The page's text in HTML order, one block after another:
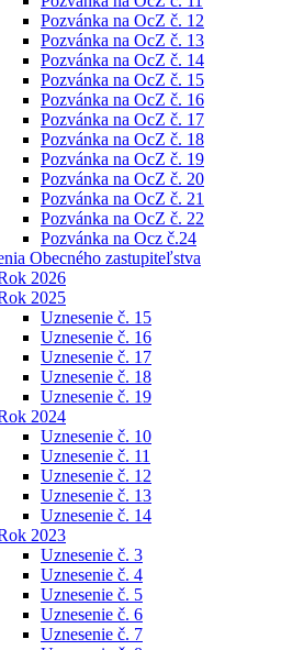
Pozvánka na OcZ č. 12
Pozvánka na OcZ č. 13
Pozvánka na OcZ č. 14
Pozvánka na OcZ č. 15
Pozvánka na OcZ č. 16
Pozvánka na OcZ č. 17
Pozvánka na OcZ č. 18
Pozvánka na OcZ č. 19
Pozvánka na OcZ č. 20
Pozvánka na OcZ č. 21
Pozvánka na OcZ č. 22
Pozvánka na Ocz č.24
Obecného zastupiteľstva
2026
2025
Uznesenie č. 15
Uznesenie č. 16
Uznesenie č. 17
Uznesenie č. 18
Uznesenie č. 19
2024
Uznesenie č. 10
Uznesenie č. 11
Uznesenie č. 12
Uznesenie č. 13
Uznesenie č. 14
2023
Uznesenie č. 3
Uznesenie č. 4
Uznesenie č. 5
Uznesenie č. 6
Uznesenie č. 7